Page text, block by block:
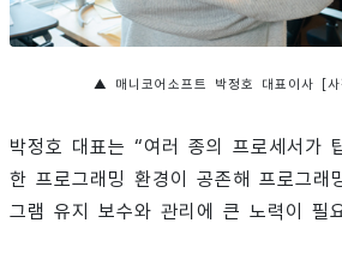
▲ 매니코어소프트 박정호 대표이사 [사
박정호 대표는 “여러 종의 프로세서가
한 프로그래밍 환경이 공존해 프로그래
그램 유지 보수와 관리에 큰 노력이 필